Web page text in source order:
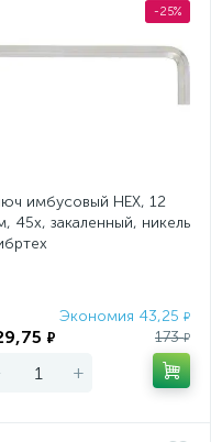
-25%
имбусовый HEX, 12
45x, закаленный, никель
Экономия 43,25 ₽
₽ 173₽
+